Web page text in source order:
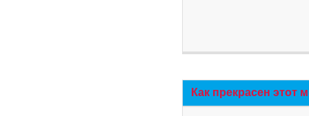
Как прекрасен этот